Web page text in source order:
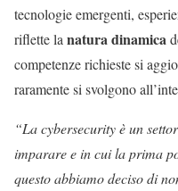
tecnologie emergenti,
riflette la natura dinamica
competenze richieste si
raramente si svolgono
“La cybersecurity è un
imparare e in cui la prima
questo abbiamo deciso di